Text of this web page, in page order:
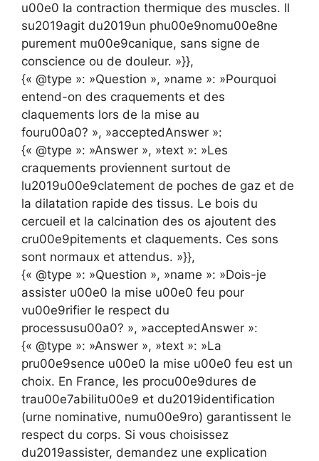
u00e0 la contraction thermique des muscles. Il
su2019agit du2019un phu00e9nomu00e8ne
purement mu00e9canique, sans signe de
conscience ou de douleur. »}},
{« @type »: »Question », »name »: »Pourquoi
entend-on des craquements et des
claquements lors de la mise au
fouru00a0? », »acceptedAnswer »:
{« @type »: »Answer », »text »: »Les
craquements proviennent surtout de
lu2019u00e9clatement de poches de gaz et de
la dilatation rapide des tissus. Le bois du
cercueil et la calcination des os ajoutent des
cru00e9pitements et claquements. Ces sons
sont normaux et attendus. »}},
{« @type »: »Question », »name »: »Dois-je
assister u00e0 la mise u00e0 feu pour
vu00e9rifier le respect du
processusu00a0? », »acceptedAnswer »:
{« @type »: »Answer », »text »: »La
pru00e9sence u00e0 la mise u00e0 feu est un
choix. En France, les procu00e9dures de
trau00e7abilitu00e9 et du2019identification
(urne nominative, numu00e9ro) garantissent le
respect du corps. Si vous choisissez
du2019assister, demandez une explication